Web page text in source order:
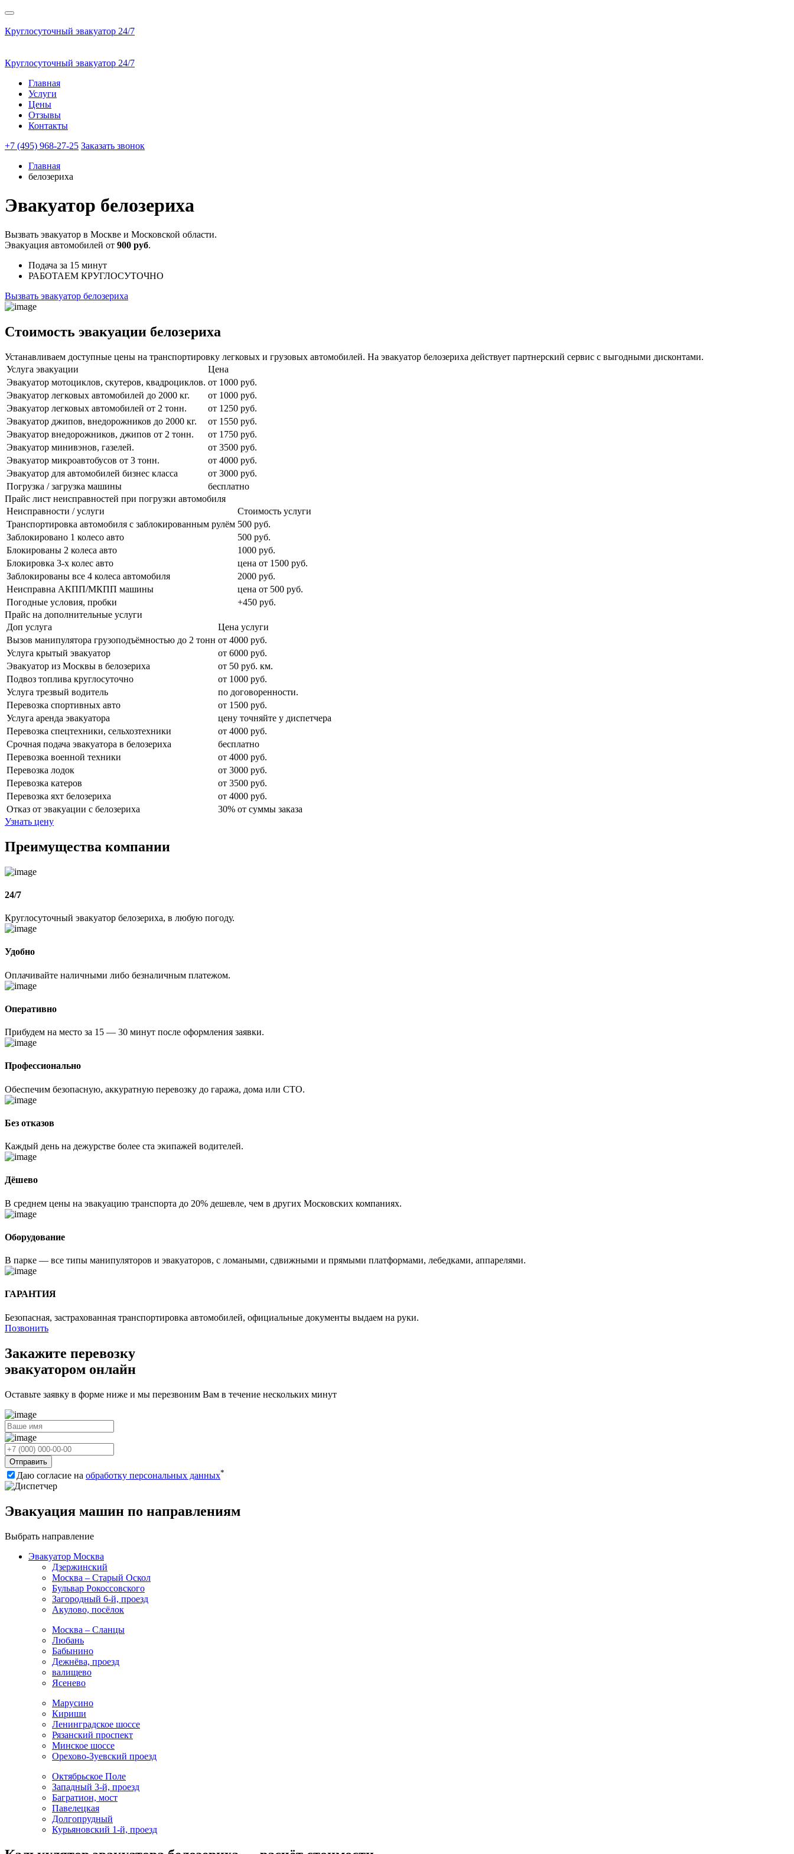
Круглосуточный эвакуатор 24/7
Круглосуточный эвакуатор 24/7
Главная
Услуги
Цены
Отзывы
Контакты
+7 (495) 968-27-25 Заказать звонок
Главная
белозериха
Эвакуатор белозериха
Вызвать эвакуатор в Москве и Московской области.
Эвакуация автомобилей от 900 руб.
Подача за 15 минут
РАБОТАЕМ КРУГЛОСУТОЧНО
Вызвать эвакуатор белозериха
Стоимость эвакуации белозериха
Устанавливаем доступные цены на транспортировку легковых и грузовых автомобилей. На эвакуатор белозериха действует партнерский сервис с выгодными дисконтами.
Услуга эвакуации
Цена
Эвакуатор мотоциклов, скутеров, квадроциклов. от 1000 руб.
Эвакуатор легковых автомобилей до 2000 кг.
от 1000 руб.
Эвакуатор легковых автомобилей от 2 тонн.
от 1250 руб.
Эвакуатор джипов, внедорожников до 2000 кг.
от 1550 руб.
Эвакуатор внедорожников, джипов от 2 тонн.
от 1750 руб.
Эвакуатор минивэнов, газелей.
от 3500 руб.
Эвакуатор микроавтобусов от 3 тонн.
от 4000 руб.
Эвакуатор для автомобилей бизнес класса
от 3000 руб.
Погрузка / загрузка машины
бесплатно
Прайс лист неисправностей при погрузки автомобиля
Неисправности / услуги
Стоимость услуги
Транспортировка автомобиля с заблокированным рулём 500 руб.
Заблокировано 1 колесо авто
500 руб.
Блокированы 2 колеса авто
1000 руб.
Блокировка 3-х колес авто
цена от 1500 руб.
Заблокированы все 4 колеса автомобиля
2000 руб.
Неисправна АКПП/МКПП машины
цена от 500 руб.
Погодные условия, пробки
+450 руб.
Прайс на дополнительные услуги
Доп услуга
Цена услуги
Вызов манипулятора грузоподъёмностью до 2 тонн от 4000 руб.
Услуга крытый эвакуатор
от 6000 руб.
Эвакуатор из Москвы в белозериха
от 50 руб. км.
Подвоз топлива круглосуточно
от 1000 руб.
Услуга трезвый водитель
по договоренности.
Перевозка спортивных авто
от 1500 руб.
Услуга аренда эвакуатора
цену точняйте у диспетчера
Перевозка спецтехники, сельхозтехники
от 4000 руб.
Срочная подача эвакуатора в белозериха
бесплатно
Перевозка военной техники
от 4000 руб.
Перевозка лодок
от 3000 руб.
Перевозка катеров
от 3500 руб.
Перевозка яхт белозериха
от 4000 руб.
Отказ от эвакуации с белозериха
30% от суммы заказа
Узнать цену
Преимущества компании
24/7
Круглосуточный эвакуатор белозериха, в любую погоду.
Удобно
Оплачивайте наличными либо безналичным платежом.
Оперативно
Прибудем на место за 15 — 30 минут после оформления заявки.
Профессионально
Обеспечим безопасную, аккуратную перевозку до гаража, дома или СТО.
Без отказов
Каждый день на дежурстве более ста экипажей водителей.
Дёшево
В среднем цены на эвакуацию транспорта до 20% дешевле, чем в других Московских компаниях.
Оборудование
В парке — все типы манипуляторов и эвакуаторов, с ломаными, сдвижными и прямыми платформами, лебедками, аппарелями.
ГАРАНТИЯ
Безопасная, застрахованная транспортировка автомобилей, официальные документы выдаем на руки.
Позвонить
Закажите перевозку
эвакуатором онлайн
Оставьте заявку в форме ниже и мы перезвоним Вам в течение нескольких минут
Отправить
Даю согласие на обработку персональных данных*
Эвакуация машин по направлениям
Выбрать направление
Эвакуатор Москва
Дзержинский
Москва – Старый Оскол
Бульвар Рокоссовского
Загородный 6-й, проезд
Акулово, посёлок
Москва – Сланцы
Любань
Бабынино
Дежнёва, проезд
валищево
Ясенево
Марусино
Кириши
Ленинградское шоссе
Рязанский проспект
Минское шоссе
Орехово-Зуевский проезд
Октябрьское Поле
Западный 3-й, проезд
Багратион, мост
Павелецкая
Долгопрудный
Курьяновский 1-й, проезд